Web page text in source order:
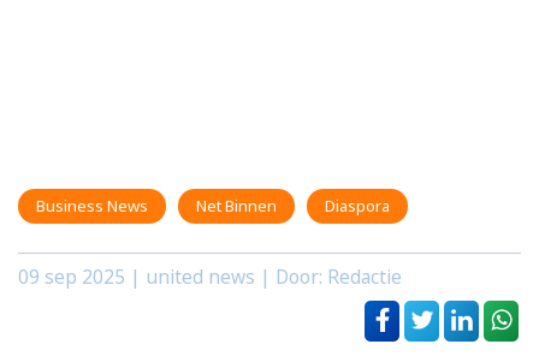
Business News Net Binnen Diaspora
09 sep 2025 | united news | Door: Redactie